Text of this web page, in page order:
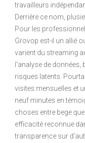
travailleurs
Derrière ce nom,
Pour les
Grovop est-il un allié
varient du streaming
l’analyse de
risques latents.
visites mensuelles et
neuf minutes en
choses entre bege
efficacité reconnue
transparence sur